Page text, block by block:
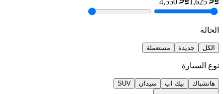
الحالة
الكل جديدة مستعملة
نوع السيارة
هاتشباك بيك اب سيدان SUV